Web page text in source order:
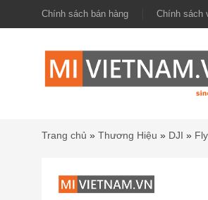
Chính sách bán hàng Chính sách
Trang chủ » Thương Hiệu » DJI »